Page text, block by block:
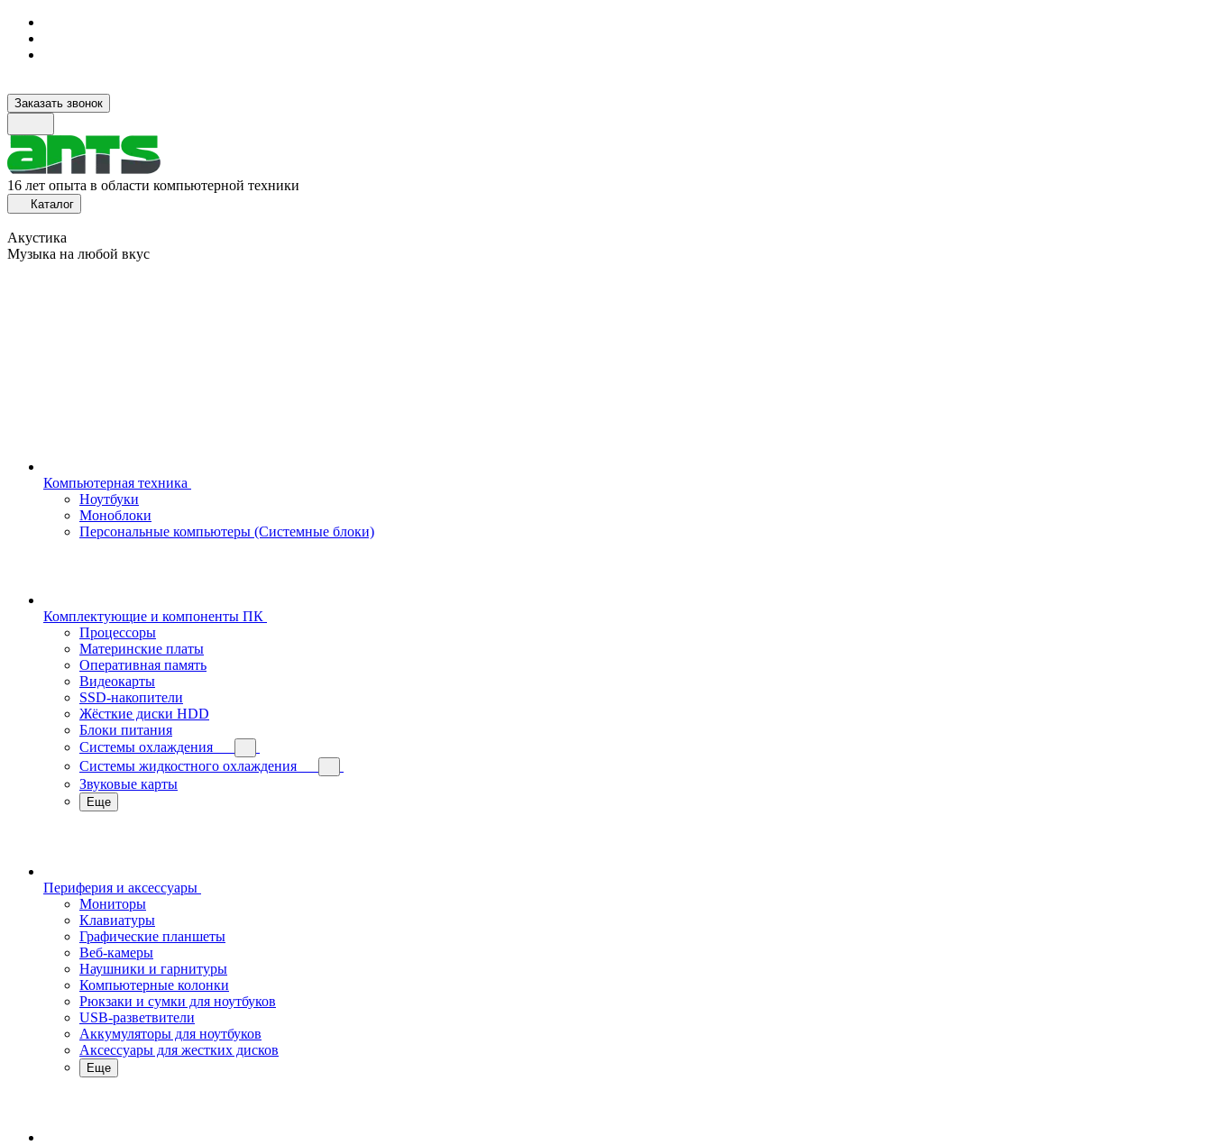
Заказать звонок
16 лет опыта в области компьютерной техники
Каталог
Акустика
Музыка на любой вкус
Компьютерная техника
Ноутбуки
Моноблоки
Персональные компьютеры (Системные блоки)
Комплектующие и компоненты ПК
Процессоры
Материнские платы
Оперативная память
Видеокарты
SSD-накопители
Жёсткие диски HDD
Блоки питания
Системы охлаждения
Системы жидкостного охлаждения
Звуковые карты
Еще
Периферия и аксессуары
Мониторы
Клавиатуры
Графические планшеты
Веб-камеры
Наушники и гарнитуры
Компьютерные колонки
Рюкзаки и сумки для ноутбуков
USB-разветвители
Аккумуляторы для ноутбуков
Аксессуары для жестких дисков
Еще